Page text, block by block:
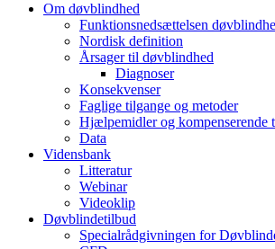
Om døvblindhed
Funktionsnedsættelsen
Nordisk definition
Årsager til døvblindhed
Diagnoser
Konsekvenser
Faglige tilgange og metoder
Hjælpemidler og kompenserende
Data
Vidensbank
Litteratur
Webinar
Videoklip
Døvblindetilbud
Specialrådgivningen for